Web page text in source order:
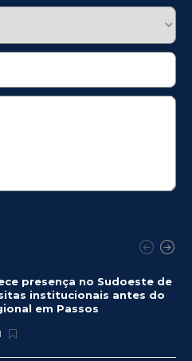
presença no Sudoeste de
institucionais antes do
em Passos